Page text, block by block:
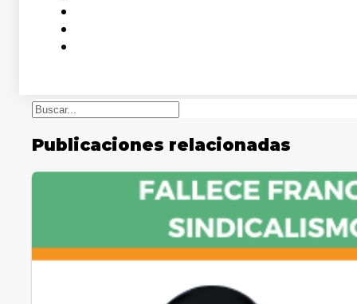
Buscar
Publicaciones relacionadas